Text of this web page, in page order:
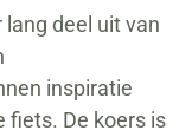
deel uit van
inspiratie
fiets. De koers is